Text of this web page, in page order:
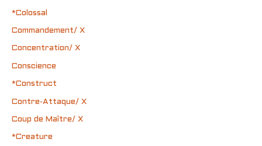
*Colossal
Commandement/ X
Concentration/ X
Conscience
*Construct
Contre-Attaque/ X
Coup de Maître/ X
*Creature